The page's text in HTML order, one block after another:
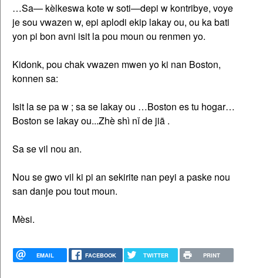
…Sa— kèlkeswa kote w soti—depi w kontribye, voye
je sou vwazen w, epi aplodi ekip lakay ou, ou ka bati
yon pi bon avni isit la pou moun ou renmen yo.
Kidonk, pou chak vwazen mwen yo ki nan Boston,
konnen sa:
Isit la se pa w ; sa se lakay ou …Boston es tu hogar…
Boston se lakay ou...Zhè shì nǐ de jiā .
Sa se vil nou an.
Nou se gwo vil ki pi an sekirite nan peyi a paske nou
san danje pou tout moun.
Mèsi.
EMAIL FACEBOOK TWITTER PRINT